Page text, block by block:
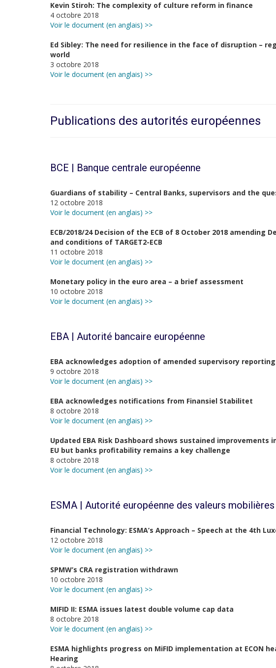
Kevin Stiroh: The complexity of culture reform in finance
4 octobre 2018
Voir le document (en anglais) >>
Ed Sibley: The need for resilience in the face of disruption –
world
3 octobre 2018
Voir le document (en anglais) >>
Publications des autorités européennes
BCE | Banque centrale européenne
Guardians of stability – Central Banks, supervisors and the
12 octobre 2018
Voir le document (en anglais) >>
ECB/2018/24 Decision of the ECB of 8 October 2018 amending
and conditions of TARGET2-ECB
11 octobre 2018
Voir le document (en anglais) >>
Monetary policy in the euro area – a brief assessment
10 octobre 2018
Voir le document (en anglais) >>
EBA | Autorité bancaire européenne
EBA acknowledges adoption of amended supervisory
9 octobre 2018
Voir le document (en anglais) >>
EBA acknowledges notifications from Finansiel Stabilitet
8 octobre 2018
Voir le document (en anglais) >>
Updated EBA Risk Dashboard shows sustained
EU but banks profitability remains a key challenge
8 octobre 2018
Voir le document (en anglais) >>
ESMA | Autorité européenne des valeurs mobilières
Financial Technology: ESMA’s Approach – Speech at the 4th
12 octobre 2018
Voir le document (en anglais) >>
SPMW’s CRA registration withdrawn
10 octobre 2018
Voir le document (en anglais) >>
MIFID II: ESMA issues latest double volume cap data
8 octobre 2018
Voir le document (en anglais) >>
ESMA highlights progress on MiFID implementation at ECON
Hearing